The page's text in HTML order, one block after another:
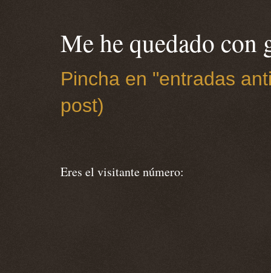
Me he quedado con
Pincha en "entradas
post)
Eres el visitante número: